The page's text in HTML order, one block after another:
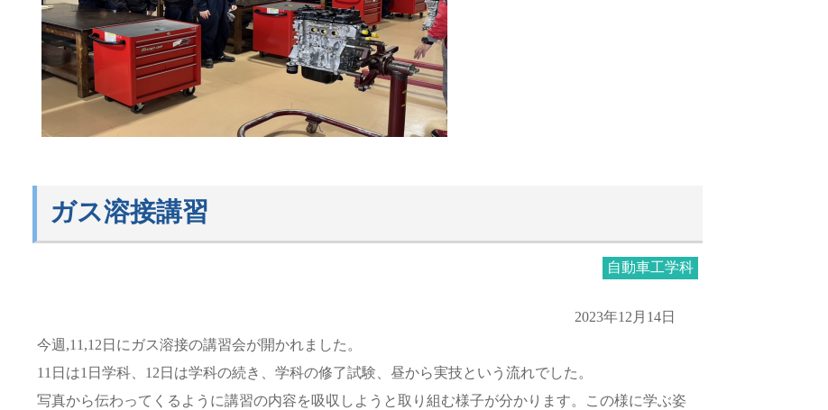
ガス溶接講習
自動車工学科
2023年12月14日
今週,11,12日にガス溶接の講習会が開かれました。
11日は1日学科、12日は学科の続き、学科の修了試験、昼から実技という流れでした。
写真から伝わってくるように講習の内容を吸収しようと取り組む様子が分かります。この様に学ぶ姿